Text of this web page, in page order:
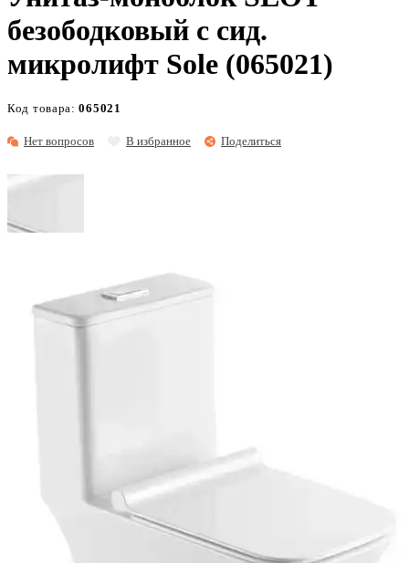
безободковый с сид.
микролифт Sole (065021)
Нет вопросов В избранное Поделиться
Код товара:065021